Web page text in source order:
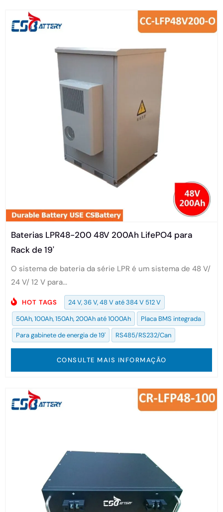
Baterias LPR48-200 48V 200Ah LifePO4 para
Rack de 19'
O sistema de bateria da série LPR é um sistema de 48 V/
24 V/ 12 V para...
HOT TAGS
24 V, 36 V, 48 V até 384 V 512 V
50Ah, 100Ah, 150Ah, 200Ah até 1000Ah
Placa BMS integrada
Para gabinete de energia de 19'
RS485/RS232/Can
CONSULTE MAIS INFORMAÇÃO